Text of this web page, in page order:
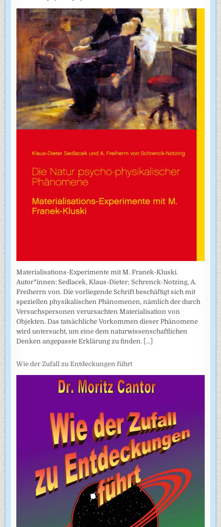
Materialisations-Experimente mit M. Franek-Kluski.
Autor*innen: Sedlacek, Klaus-Dieter; Schrenck-Notzing, A.
Freiherrn von. Die vorliegende Schrift beschäftigt sich mit
speziellen physikalischen Phänomenen, nämlich der durch
Versuchspersonen verursachten Materialisation von
Objekten. Das tatsächliche Vorkommen dieser Phänomene
wird untersucht, um eine dem naturwissenschaftlichen
Denken angepasste Erklärung zu finden. [...]
Wie der Zufall zu Entdeckungen führt